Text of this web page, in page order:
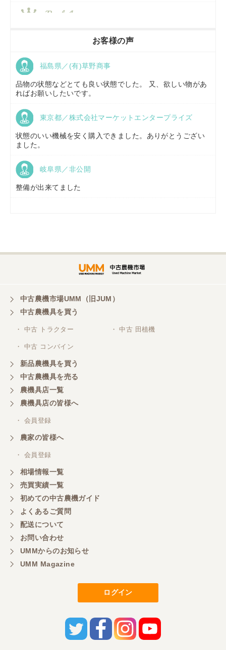
京都府／
福島県／(有)草野商事
山形県／株式会社ノーキステージ
株式会社トミタモータース
三重県／株式会社 ケイ・エス・エンタープライズ
お客様の声
福島県／(有)草野商事
品物の状態などとても良い状態でした。 又、欲しい物があ
ればお願いしたいです。
東京都／株式会社マーケットエンタープライズ
状態のいい機械を安く購入できました。ありがとうござい
ました。
岐阜県／非公開
整備が出来てました
中古農機市場UMM（旧JUM）
中古農機具を買う
・ 中古 トラクター ・ 中古 田植機
・ 中古 コンバイン
新品農機具を買う
中古農機具を売る
農機具店一覧
農機具店の皆様へ
・ 会員登録
農家の皆様へ
・ 会員登録
相場情報一覧
売買実績一覧
初めての中古農機ガイド
よくあるご質問
配送について
お問い合わせ
UMMからのお知らせ
UMM Magazine
ログイン